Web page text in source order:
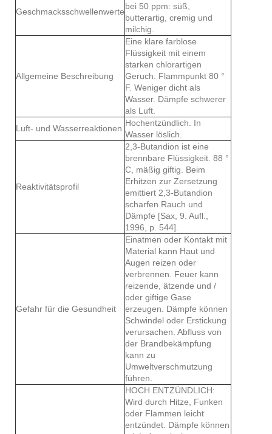
Geschmacksschwellenwerte
bei 50 ppm: süß,
butterartig, cremig und
milchig.
Allgemeine Beschreibung
Eine klare farblose
Flüssigkeit mit einem
starken chlorartigen
Geruch. Flammpunkt 80 °
F. Weniger dicht als
Wasser. Dämpfe schwerer
als Luft.
Luft- und Wasserreaktionen
Hochentzündlich. In
Wasser löslich.
Reaktivitätsprofil
2,3-Butandion ist eine
brennbare Flüssigkeit. 88 °
C, mäßig giftig. Beim
Erhitzen zur Zersetzung
emittiert 2,3-Butandion
scharfen Rauch und
Dämpfe [Sax, 9. Aufl.,
1996, p. 544].
Gefahr für die Gesundheit
Einatmen oder Kontakt mit
Material kann Haut und
Augen reizen oder
verbrennen. Feuer kann
reizende, ätzende und /
oder giftige Gase
erzeugen. Dämpfe können
Schwindel oder Erstickung
verursachen. Abfluss von
der Brandbekämpfung
kann zu
Umweltverschmutzung
führen.
HOCH ENTZÜNDLICH:
Wird durch Hitze, Funken
oder Flammen leicht
entzündet. Dämpfe können